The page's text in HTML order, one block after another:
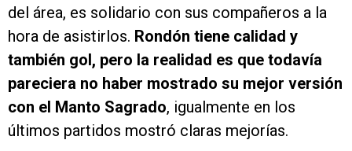
del área, es solidario con sus compañeros a la
hora de asistirlos. Rondón tiene calidad y
también gol, pero la realidad es que todavía
pareciera no haber mostrado su mejor versión
con el Manto Sagrado, igualmente en los
últimos partidos mostró claras mejorías.